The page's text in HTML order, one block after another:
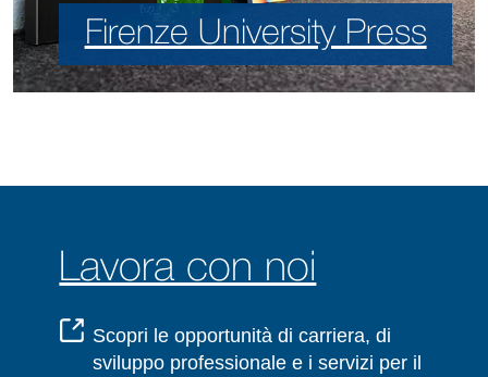
Firenze University Press
Lavora con noi
Scopri le opportunità di carriera, di
sviluppo professionale e i servizi per il